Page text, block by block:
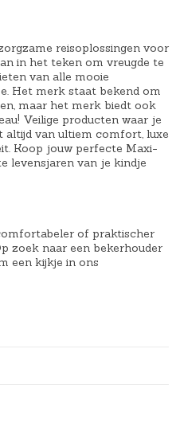
reisoplossingen voor
in het teken om vreugde te
van alle mooie
Het merk staat bekend om
maar het merk biedt ook
Veilige producten waar je
altijd van ultiem comfort, luxe
Koop jouw perfecte Maxi-
levensjaren van je kindje
of praktischer
zoek naar een bekerhouder
een kijkje in ons